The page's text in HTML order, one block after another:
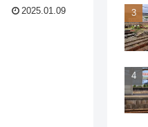
2025.01.09